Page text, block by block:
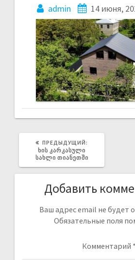
admin 14 июня,
ПРЕДЫДУЩИЙ:
ᲮᲘᲡ ᲙᲐᲠᲙᲐᲡᲣᲚᲘ
ᲡᲐᲮᲚᲘ ᲗᲘᲐᲜᲔᲗᲨᲘ
Добавить
Ваш адрес email не будет
Обязательные поля
Комментарий *